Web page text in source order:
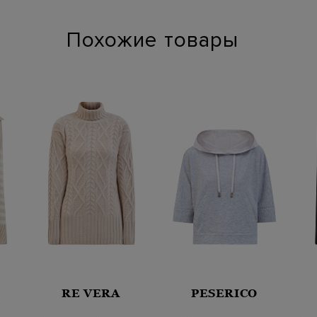
Похожие товары
RE VERA PESERICO